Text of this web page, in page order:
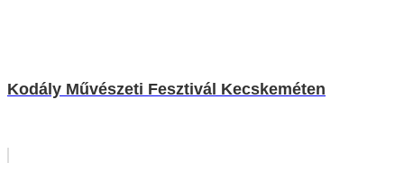
Kodály Művészeti Fesztivál Kecskeméten